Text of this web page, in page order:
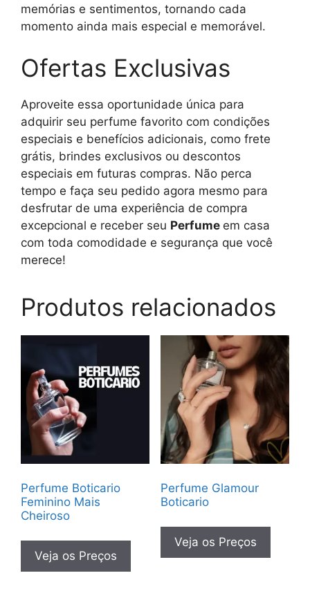
memórias e sentimentos, tornando cada
momento ainda mais especial e memorável.
Ofertas Exclusivas
Aproveite essa oportunidade única para
adquirir seu perfume favorito com condições
especiais e benefícios adicionais, como frete
grátis, brindes exclusivos ou descontos
especiais em futuras compras. Não perca
tempo e faça seu pedido agora mesmo para
desfrutar de uma experiência de compra
excepcional e receber seu Perfume em casa
com toda comodidade e segurança que você
merece!
Produtos relacionados
Perfume Boticario
Feminino Mais
Cheiroso
Veja os Preços
Perfume Glamour
Boticario
Veja os Preços